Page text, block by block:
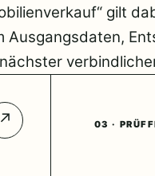
gilt
Ausgangsdaten,
↗ 03 ·